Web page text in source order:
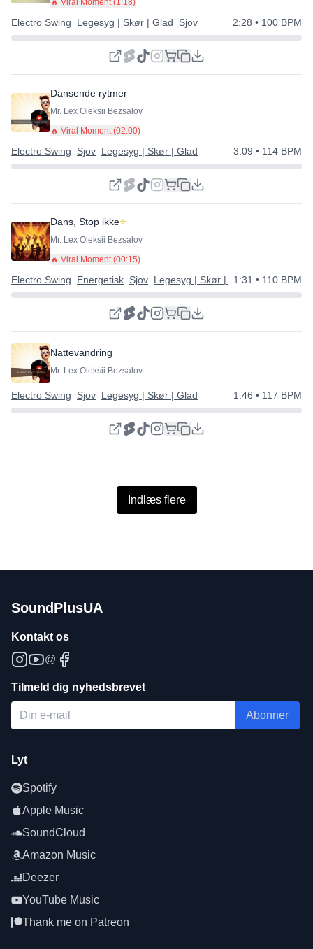
🔥 Viral Moment (1:18)
Electro Swing Legesyg | Skør | Glad Sjov 2:28 • 100 BPM
Dansende rytmer
Mr. Lex Oleksii Bezsalov
🔥 Viral Moment (02:00)
Electro Swing Sjov Legesyg | Skør | Glad 3:09 • 114 BPM
Dans, Stop ikke⭐
Mr. Lex Oleksii Bezsalov
🔥 Viral Moment (00:15)
Electro Swing Energetisk Sjov Legesyg | Skør | Glad
1:31 • 110 BPM
Nattevandring
Mr. Lex Oleksii Bezsalov
Electro Swing Sjov Legesyg | Skør | Glad 1:46 • 117 BPM
Indlæs flere
SoundPlusUA
Kontakt os
@
Tilmeld dig nyhedsbrevet
Abonner
Lyt
Spotify
Apple Music
SoundCloud
Amazon Music
Deezer
YouTube Music
Thank me on Patreon